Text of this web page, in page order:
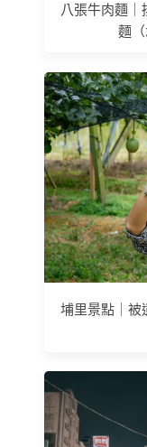
八張牛肉麵｜
麵
埔里景點｜被